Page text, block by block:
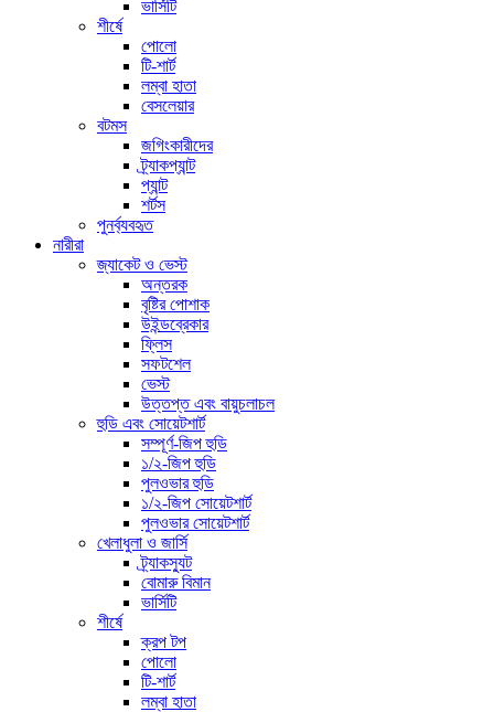
ভার্সিটি
শীর্ষে
পোলো
টি-শার্ট
লম্বা হাতা
বেসলেয়ার
বটমস
জগিংকারীদের
ট্র্যাকপ্যান্ট
প্যান্ট
শর্টস
পুনর্ব্যবহৃত
নারীরা
জ্যাকেট ও ভেস্ট
অন্তরক
বৃষ্টির পোশাক
উইন্ডব্রেকার
ফ্লিস
সফটশেল
ভেস্ট
উত্তপ্ত এবং বায়ুচলাচল
হুডি এবং সোয়েটশার্ট
সম্পূর্ণ-জিপ হুডি
১/২-জিপ হুডি
পুলওভার হুডি
১/২-জিপ সোয়েটশার্ট
পুলওভার সোয়েটশার্ট
খেলাধুলা ও জার্সি
ট্র্যাকস্যুট
বোমারু বিমান
ভার্সিটি
শীর্ষে
ক্রপ টপ
পোলো
টি-শার্ট
লম্বা হাতা